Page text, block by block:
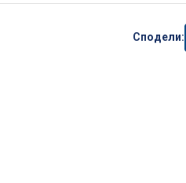
Сподели: